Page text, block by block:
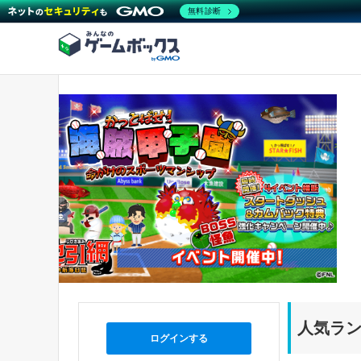
ログインする 人気ラ
無料診断